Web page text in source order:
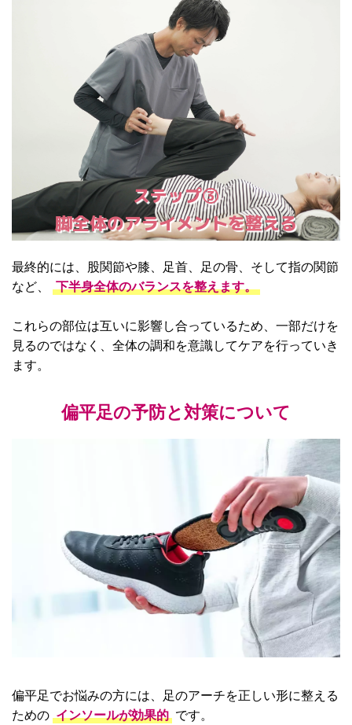
ステップ③
脚全体のアライメントを整える
最終的には、股関節や膝、足首、足の骨、そして指の関節
など、
下半身全体のバランスを整えます。
これらの部位は互いに影響し合っているため、一部だけを
見るのではなく、全体の調和を意識してケアを行っていき
ます。
偏平足の予防と対策について
偏平足でお悩みの方には、足のアーチを正しい形に整える
ための インソールが効果的 です。